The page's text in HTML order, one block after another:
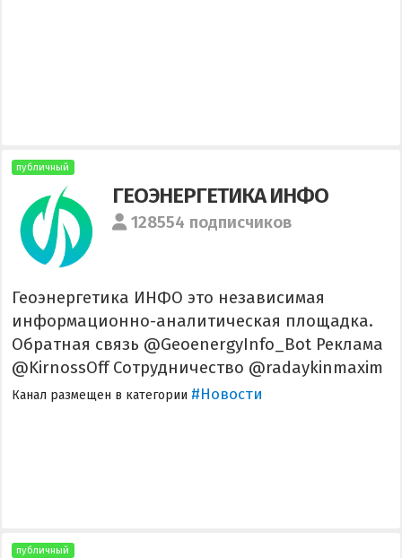
публичный
ГЕОЭНЕРГЕТИКА ИНФО
128554 подписчиков
Геоэнергетика ИНФО это независимая
информационно-аналитическая площадка.
Обратная связь @GeoenergyInfo_Bot Реклама
@KirnossOff Сотрудничество @radaykinmaxim
Канал размещен в категории #Новости
публичный